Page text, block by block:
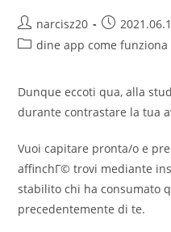
Post
author:
narcisz20
Post
published:
Postdine app come funziona
Dunque eccoti qua, alla
durante contrastare la tua
Vuoi capitare pronta/o e
affinchГ© trovi mediante
stabilito chi ha consumato
precedentemente di te.